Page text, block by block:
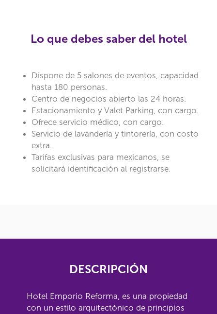
Lo que debes saber del hotel
Dispone de 5 salones de eventos, capacidad
hasta 180 personas.
Centro de negocios abierto las 24 horas.
Estacionamiento y Valet Parking, con cargo.
Ofrece servicio médico, con cargo.
Servicio de lavandería y tintorería, con costo
extra.
Tarifas exclusivas para mexicanos, se
solicitará identificación al registrarse.
DESCRIPCIÓN
Hotel Emporio Reforma, es una propiedad
con un estilo arquitectónico de principios